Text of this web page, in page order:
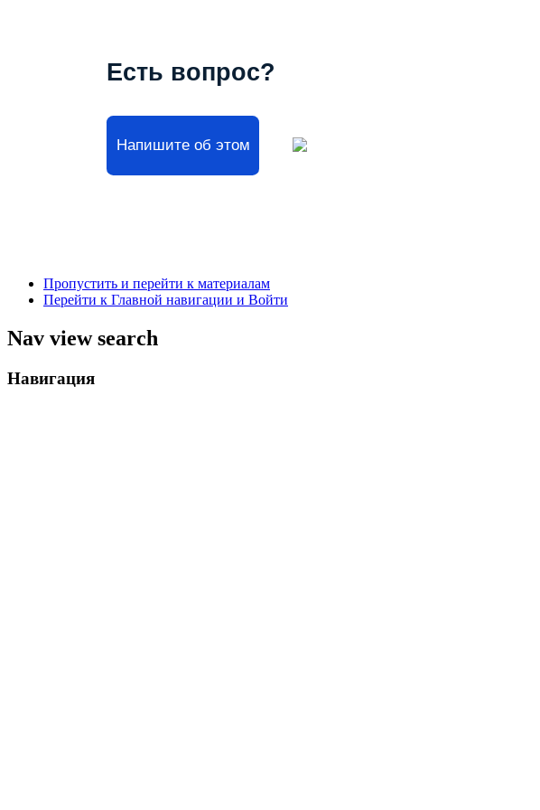
Есть вопрос?
Напишите об этом
Пропустить и перейти к материалам
Перейти к Главной навигации и Войти
Nav view search
Навигация